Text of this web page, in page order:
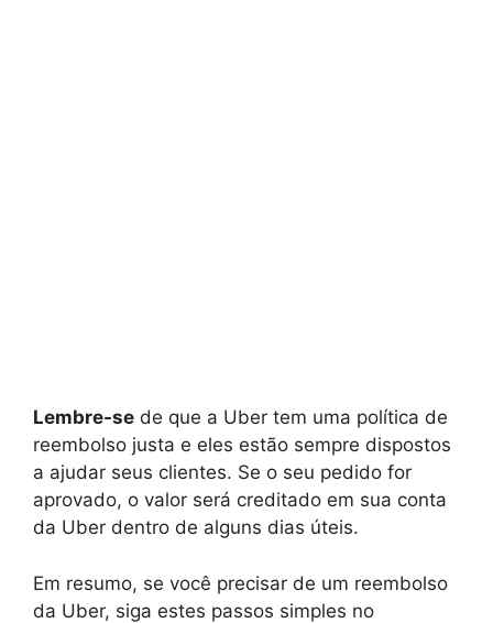
Lembre-se de que a Uber tem uma política de
reembolso justa e eles estão sempre dispostos
a ajudar seus clientes. Se o seu pedido for
aprovado, o valor será creditado em sua conta
da Uber dentro de alguns dias úteis.
Em resumo, se você precisar de um reembolso
da Uber, siga estes passos simples no